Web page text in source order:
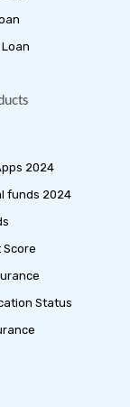
2024
funds 2024
Score
Status